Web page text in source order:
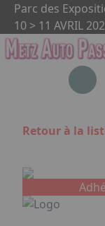
Aller au contenu
Parc des
10 > 11 AVRIL
Retour à la
Panneau de